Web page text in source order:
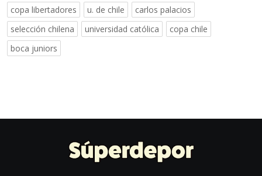
copa libertadores
u. de chile
carlos palacios
selección chilena
universidad católica
copa chile
boca juniors